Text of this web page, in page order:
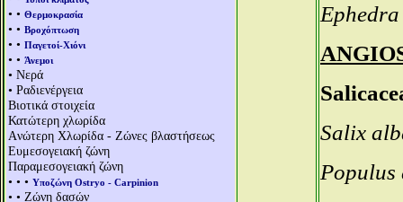
• • Θερμοκρασία
• • Βροχόπτωση
• • Παγετοί-Χιόνι
• • Άνεμοι
• Νερά
• Ραδιενέργεια
Βιοτικά στοιχεία
Κατώτερη χλωρίδα
Aνώτερη Χλωρίδα - Ζώνες βλαστήσεως
Ευμεσογειακή ζώνη
Παραμεσογειακή ζώνη
• • • Υποζώνη Ostryo - Carpinion
• • Ζώνη δασών
Salix